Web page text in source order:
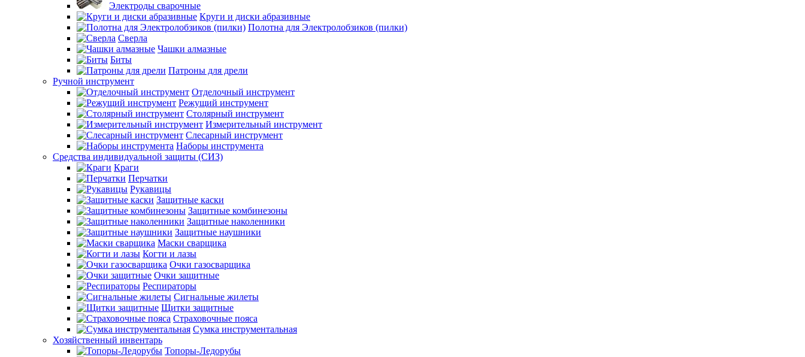
Электроды сварочные
Круги и диски абразивные
Полотна для Электролобзиков (пилки)
Сверла
Чашки алмазные
Биты
Патроны для дрели
Ручной инструмент
Отделочный инструмент
Режущий инструмент
Столярный инструмент
Измерительный инструмент
Слесарный инструмент
Наборы инструмента
Средства индивидуальной защиты (СИЗ)
Краги
Перчатки
Рукавицы
Защитные каски
Защитные комбинезоны
Защитные наколенники
Защитные наушники
Маски сварщика
Когти и лазы
Очки газосварщика
Очки защитные
Респираторы
Сигнальные жилеты
Щитки защитные
Страховочные пояса
Сумка инструментальная
Хозяйственный инвентарь
Топоры-Ледорубы